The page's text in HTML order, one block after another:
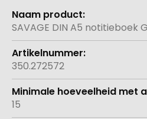
Meer
informatie
SAVAGE DIN A5 notitieboek
350.272572
15